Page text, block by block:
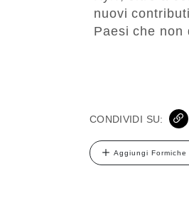
nuovi
Paesi che non
CONDIVIDI SU:
Aggiungi Formiche